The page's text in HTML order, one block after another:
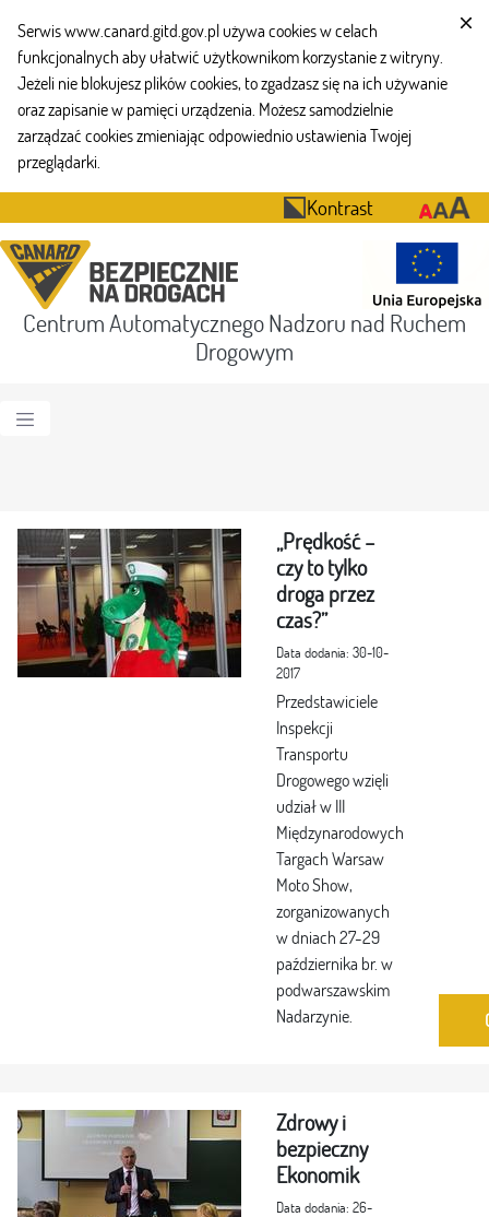
Serwis www.canard.gitd.gov.pl używa cookies w celach
funkcjonalnych aby ułatwić użytkownikom korzystanie z witryny.
Jeżeli nie blokujesz plików cookies, to zgadzasz się na ich używanie
oraz zapisanie w pamięci urządzenia. Możesz samodzielnie
zarządzać cookies zmieniając odpowiednio ustawienia Twojej
przeglądarki.
Kontrast
Centrum Automatycznego Nadzoru nad Ruchem
Drogowym
„Prędkość –
czy to tylko
droga przez
czas?”
Data dodania: 30-10-
2017
Przedstawiciele
Inspekcji
Transportu
Drogowego wzięli
udział w III
Międzynarodowych
Targach Warsaw
Moto Show,
zorganizowanych
w dniach 27-29
października br. w
podwarszawskim
Nadarzynie.
Zdrowy i
bezpieczny
Ekonomik
Data dodania: 26-